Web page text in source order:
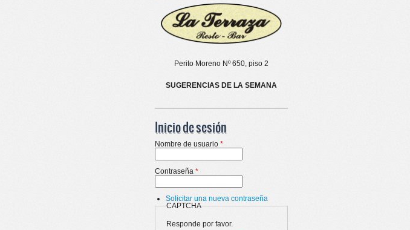
Perito Moreno Nº 650, piso 2
SUGERENCIAS DE LA SEMANA
Inicio de sesión
Nombre de usuario *
Contraseña *
Solicitar una nueva contraseña
CAPTCHA
Responde por favor.